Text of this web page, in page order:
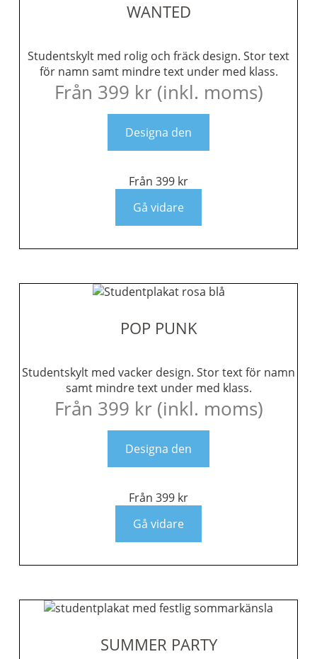
WANTED
Studentskylt med rolig och fräck design. Stor text
för namn samt mindre text under med klass.
Från 399 kr (inkl. moms)
Designa den
Från 399 kr
Gå vidare
POP PUNK
Studentskylt med vacker design. Stor text för namn
samt mindre text under med klass.
Från 399 kr (inkl. moms)
Designa den
Från 399 kr
Gå vidare
SUMMER PARTY